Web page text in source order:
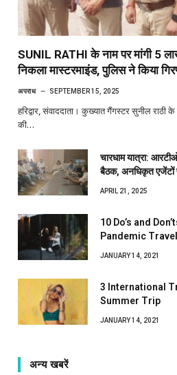
SUNIL RATHI के नाम पर मांगी 5 लाख
निकला मास्टरमाइंड, पुलिस ने किया
अपराध SEPTEMBER 15, 2025
हरिद्वार, संवाददाता। कुख्यात गैंगस्टर सुनील
की…
चारधाम यात्रा:
बैठक, अनधिकृत एजेंटों
APRIL 21, 2025
10 Do’s and
Pandemic Travel
JANUARY 14, 2021
3 International
Summer Trip
JANUARY 14, 2021
अन्य खबरें